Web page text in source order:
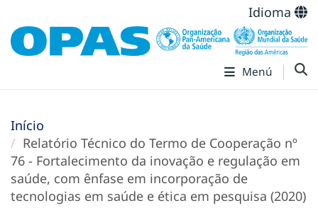
Idioma
Menú
Início
Relatório Técnico do Termo de Cooperação nº
76 - Fortalecimento da inovação e regulação em
saúde, com ênfase em incorporação de
tecnologias em saúde e ética em pesquisa (2020)